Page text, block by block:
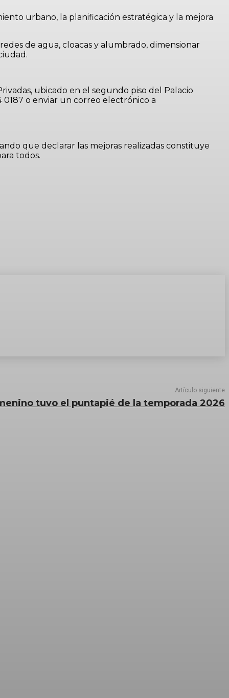
urbano, la planificación estratégica y la mejora
de agua, cloacas y alumbrado, dimensionar
ubicado en el segundo piso del Palacio
0187 o enviar un correo electrónico a
que declarar las mejoras realizadas constituye
todos.
Artículo siguiente
tuvo el puntapié de la temporada 2026